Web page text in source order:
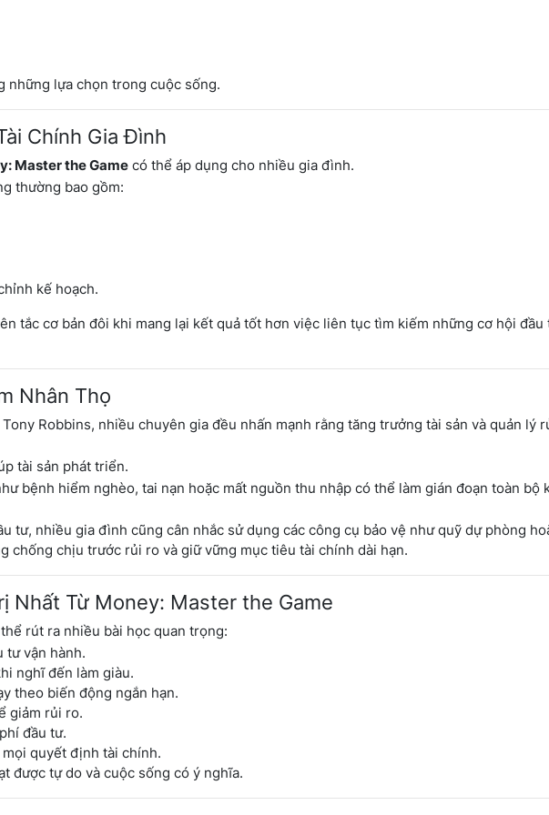
những lựa chọn trong cuộc sống.
Chính Gia Đình
Master the Game có thể áp dụng cho nhiều gia đình.
thường bao gồm:
kế hoạch.
tắc cơ bản đôi khi mang lại kết quả tốt hơn việc liên tục tìm kiếm những cơ hội đầu
Nhân Thọ
Robbins, nhiều chuyên gia đều nhấn mạnh rằng tăng trưởng tài sản và quản lý
tài sản phát triển.
bệnh hiểm nghèo, tai nạn hoặc mất nguồn thu nhập có thể làm gián đoạn toàn bộ
tư, nhiều gia đình cũng cân nhắc sử dụng các công cụ bảo vệ như quỹ dự phòng
chống chịu trước rủi ro và giữ vững mục tiêu tài chính dài hạn.
Nhất Từ Money: Master the Game
rút ra nhiều bài học quan trọng:
tư vận hành.
nghĩ đến làm giàu.
theo biến động ngắn hạn.
giảm rủi ro.
đầu tư.
quyết định tài chính.
được tự do và cuộc sống có ý nghĩa.